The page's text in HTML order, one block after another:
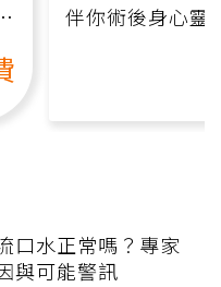
伴你術後身心靈
口水正常嗎？專家
與可能警訊